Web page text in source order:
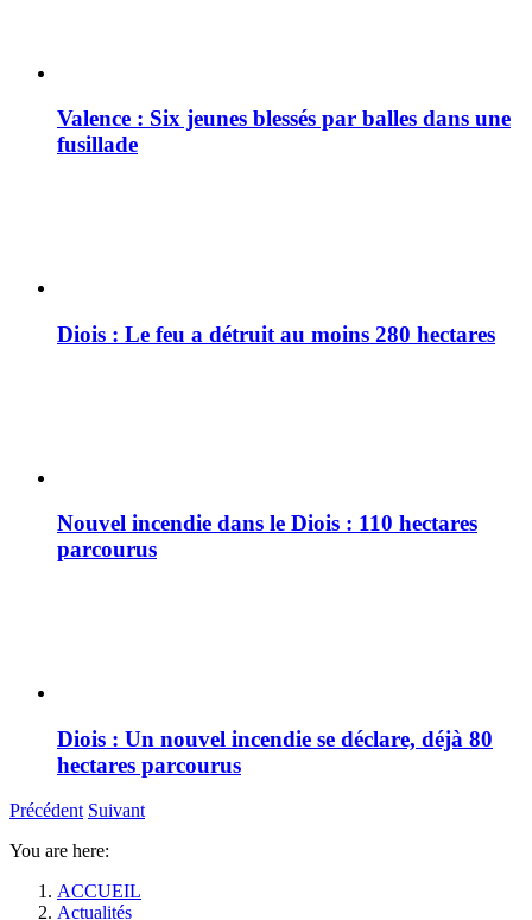
Valence : Six jeunes blessés par balles dans une
fusillade
Diois : Le feu a détruit au moins 280 hectares
Nouvel incendie dans le Diois : 110 hectares
parcourus
Diois : Un nouvel incendie se déclare, déjà 80
hectares parcourus
Précédent Suivant
You are here:
ACCUEIL
Actualités